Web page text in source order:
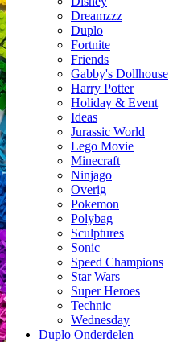
Dreamzzz
Duplo
Fortnite
Friends
Gabby's Dollhouse
Harry Potter
Holiday & Event
Ideas
Jurassic World
Lego Movie
Minecraft
Ninjago
Overig
Pokemon
Polybag
Sculptures
Sonic
Speed Champions
Star Wars
Super Heroes
Technic
Wednesday
Duplo Onderdelen